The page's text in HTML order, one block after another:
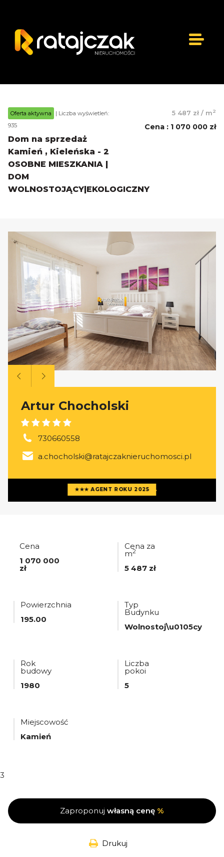
Oferta aktywna
| Liczba wyświetleń:
935
Dom na sprzedaż
Kamień , Kieleńska - 2
OSOBNE MIESZKANIA |
DOM
WOLNOSTOJĄCY|EKOLOGICZNY
5 487 zł / m2
Cena : 1 070 000 zł
★★★ AGENT ROKU 2025
Artur Chocholski
730660558
a.chocholski@ratajczaknieruchomosci.pl
Więcej ofertagenta
Cena
1 070 000
zł
Cena za
m2
5 487 zł
Powierzchnia
195.00
Typ
Budynku
Wolnostoj\u0105cy
Rok
budowy
1980
Liczba
pokoi
5
Miejscowość
Kamień
3
Zaproponuj własną cenę %
Drukuj